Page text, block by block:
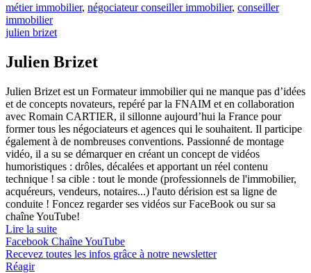
métier immobilier, négociateur conseiller immobilier, conseiller
immobilier
julien brizet
Julien Brizet
Julien Brizet est un Formateur immobilier qui ne manque pas d’idées
et de concepts novateurs, repéré par la FNAIM et en collaboration
avec Romain CARTIER, il sillonne aujourd’hui la France pour
former tous les négociateurs et agences qui le souhaitent. Il participe
également à de nombreuses conventions. Passionné de montage
vidéo, il a su se démarquer en créant un concept de vidéos
humoristiques : drôles, décalées et apportant un réel contenu
technique ! sa cible : tout le monde (professionnels de l'immobilier,
acquéreurs, vendeurs, notaires...) l'auto dérision est sa ligne de
conduite ! Foncez regarder ses vidéos sur FaceBook ou sur sa
chaîne YouTube!
Lire la suite
Facebook Chaîne YouTube
Recevez toutes les infos grâce à notre newsletter
Réagir